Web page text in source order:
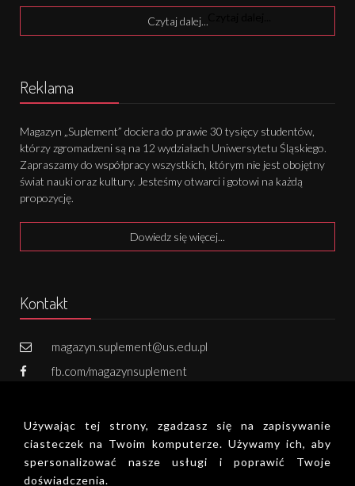
Czytaj dalej...
Reklama
Magazyn „Suplement” dociera do prawie 30 tysięcy studentów,
którzy zgromadzeni są na 12 wydziałach Uniwersytetu Śląskiego.
Zapraszamy do współpracy wszystkich, którym nie jest obojętny
świat nauki oraz kultury. Jesteśmy otwarci i gotowi na każdą
propozycję.
Dowiedz się więcej...
Kontakt
magazyn.suplement@us.edu.pl
fb.com/magazynsuplement
Zapisz się do newslettera!
Używając tej strony, zgadzasz się na zapisywanie
ciasteczek na Twoim komputerze. Używamy ich, aby
spersonalizować nasze usługi i poprawić Twoje
doświadczenia.